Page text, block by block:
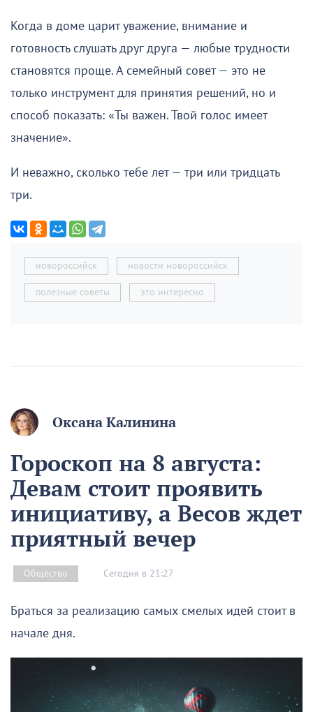
Когда в доме царит уважение, внимание и
готовность слушать друг друга — любые трудности
становятся проще. А семейный совет — это не
только инструмент для принятия решений, но и
способ показать: «Ты важен. Твой голос имеет
значение».
И неважно, сколько тебе лет — три или тридцать
три.
новороссийск новости новороссийск
полезные советы это интересно
Оксана Калинина
Гороскоп на 8 августа:
Девам стоит проявить
инициативу, а Весов ждет
приятный вечер
Общество Сегодня в 21:27
Браться за реализацию самых смелых идей стоит в
начале дня.